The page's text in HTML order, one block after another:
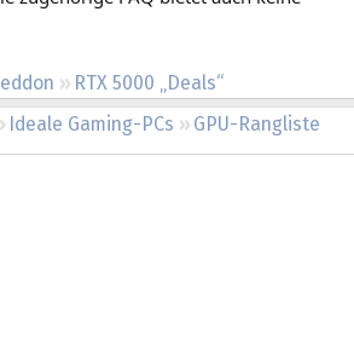
RTX 5000 „Deals“
Ideale Gaming-PCs
GPU-Rangliste